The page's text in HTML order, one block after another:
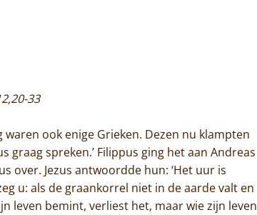
33
ook enige Grieken. Dezen nu klampten
graag spreken.’ Filippus ging het aan Andreas
over. Jezus antwoordde hun: ‘Het uur is
u: als de graankorrel niet in de aarde valt en
leven bemint, verliest het, maar wie zijn leven